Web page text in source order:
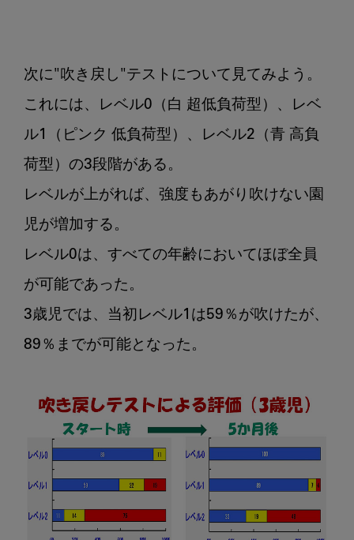
次に"吹き戻し"テストについて見てみよう。
これには、レベル0（白 超低負荷型）、レベ
ル1（ピンク 低負荷型）、レベル2（青 高負
荷型）の3段階がある。
レベルが上がれば、強度もあがり吹けない園
児が増加する。
レベル0は、すべての年齢においてほぼ全員
が可能であった。
3歳児では、当初レベル1は59％が吹けたが、
89％までが可能となった。